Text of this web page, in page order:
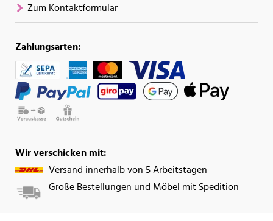
Zum Kontaktformular
Zahlungsarten:
Wir verschicken mit:
Versand innerhalb von 5 Arbeitstagen
Große Bestellungen und Möbel mit Spedition